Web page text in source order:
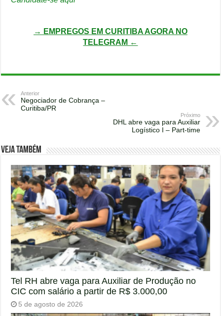
→ EMPREGOS EM CURITIBA AGORA NO
TELEGRAM ←
Anterior
Negociador de Cobrança –
Curitiba/PR
Próximo
DHL abre vaga para Auxiliar
Logístico I – Part-time
Veja também
Tel RH abre vaga para Auxiliar de Produção no
CIC com salário a partir de R$ 3.000,00
5 de agosto de 2026